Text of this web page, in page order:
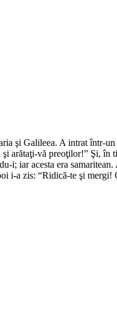
şi Galileea. A intrat într-
arătaţi-vă preoţilor!” Şi, în
i; iar acesta era
i-a zis: “Ridică-te şi mergi!